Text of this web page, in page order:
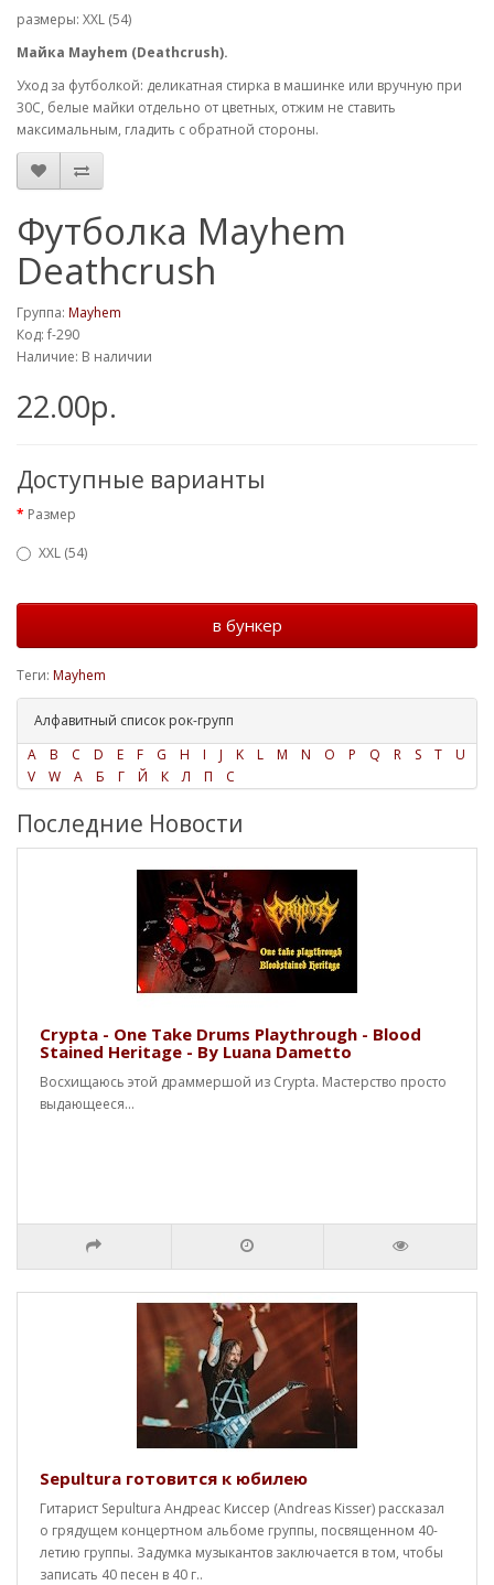
размеры: XXL (54)
Майка Mayhem (Deathcrush).
Уход за футболкой: деликатная стирка в машинке или вручную при
30С, белые майки отдельно от цветных, отжим не ставить
максимальным, гладить с обратной стороны.
Футболка Mayhem
Deathcrush
Группа: Mayhem
Код: f-290
Наличие: В наличии
22.00р.
Доступные варианты
Размер
XXL (54)
в бункер
Теги: Mayhem
Алфавитный список рок-групп
A
B C D E F G H I J K L M N O P Q R S T
U
V
W А Б Г Й К Л П С
Последние Новости
Crypta - One Take Drums Playthrough - Blood
Stained Heritage - By Luana Dametto
Восхищаюсь этой драммершой из Crypta. Мастерство просто
выдающееся...
Sepultura готовится к юбилею
Гитарист Sepultura Андреас Киссер (Andreas Kisser) рассказал
о грядущем концертном альбоме группы, посвященном 40-
летию группы. Задумка музыкантов заключается в том, чтобы
записать 40 песен в 40 г..